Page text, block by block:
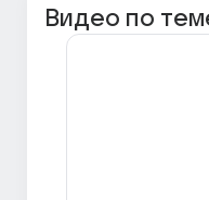
Видео по